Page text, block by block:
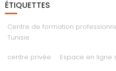
ÉTIQUETTES
Centre de formation
Tunisie
centre privée Espace en ligne